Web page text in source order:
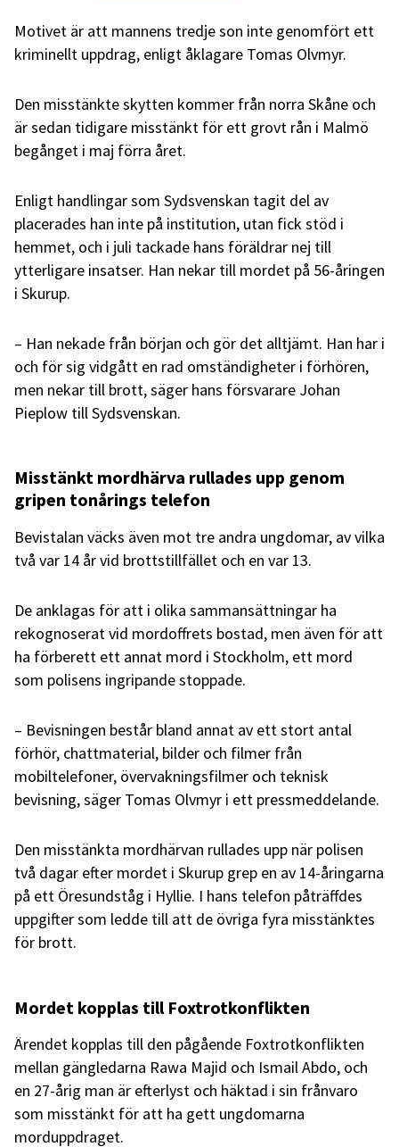
Motivet är att mannens tredje son inte genomfört ett
kriminellt uppdrag, enligt åklagare Tomas Olvmyr.
Den misstänkte skytten kommer från norra Skåne och
är sedan tidigare misstänkt för ett grovt rån i Malmö
begånget i maj förra året.
Enligt handlingar som Sydsvenskan tagit del av
placerades han inte på institution, utan fick stöd i
hemmet, och i juli tackade hans föräldrar nej till
ytterligare insatser. Han nekar till mordet på 56-åringen
i Skurup.
– Han nekade från början och gör det alltjämt. Han har i
och för sig vidgått en rad omständigheter i förhören,
men nekar till brott, säger hans försvarare Johan
Pieplow till Sydsvenskan.
Misstänkt mordhärva rullades upp genom
gripen tonårings telefon
Bevistalan väcks även mot tre andra ungdomar, av vilka
två var 14 år vid brottstillfället och en var 13.
De anklagas för att i olika sammansättningar ha
rekognoserat vid mordoffrets bostad, men även för att
ha förberett ett annat mord i Stockholm, ett mord
som polisens ingripande stoppade.
– Bevisningen består bland annat av ett stort antal
förhör, chattmaterial, bilder och filmer från
mobiltelefoner, övervakningsfilmer och teknisk
bevisning, säger Tomas Olvmyr i ett pressmeddelande.
Den misstänkta mordhärvan rullades upp när polisen
två dagar efter mordet i Skurup grep en av 14-åringarna
på ett Öresundståg i Hyllie. I hans telefon påträffdes
uppgifter som ledde till att de övriga fyra misstänktes
för brott.
Mordet kopplas till Foxtrotkonflikten
Ärendet kopplas till den pågående Foxtrotkonflikten
mellan gängledarna Rawa Majid och Ismail Abdo, och
en 27-årig man är efterlyst och häktad i sin frånvaro
som misstänkt för att ha gett ungdomarna
morduppdraget.